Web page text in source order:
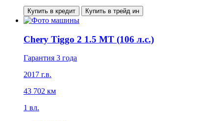
Купить в кредит Купить в трейд ин
Chery Tiggo 2 1.5 MT (106 л.с.)
Гарантия 3 года
2017 г.в.
43 702 км
1 вл.